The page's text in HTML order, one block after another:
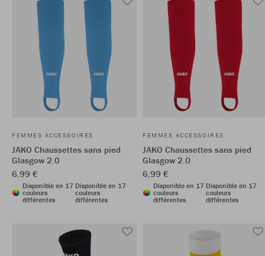
FEMMES ACCESSOIRES
JAKO Chaussettes sans pied
Glasgow 2.0
6,99 €
Disponible en 17
couleurs
différentes
Disponible en 17
couleurs
différentes
FEMMES ACCESSOIRES
JAKO Chaussettes sans pied
Glasgow 2.0
6,99 €
Disponible en 17
couleurs
différentes
Disponible en 17
couleurs
différentes